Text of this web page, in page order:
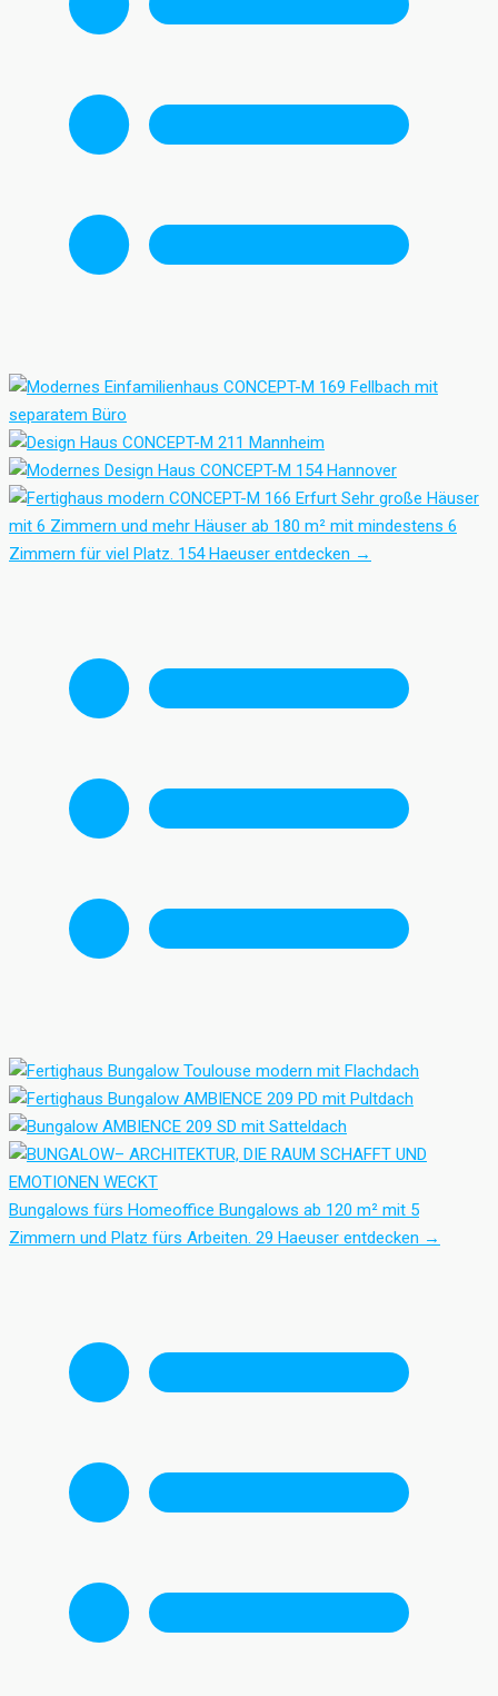
Sehr große Häuser
mit 6 Zimmern und mehr Häuser ab 180 m² mit mindestens 6
Zimmern für viel Platz. 154 Haeuser entdecken →
Bungalows fürs Homeoffice Bungalows ab 120 m² mit 5
Zimmern und Platz fürs Arbeiten. 29 Haeuser entdecken →